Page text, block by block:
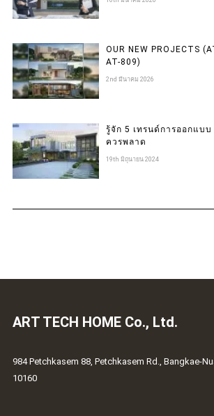
OUR NEW PROJECTS
AT-809)
2nd มีนาคม 2026
รู้จัก 5 เทรนด์การออกแบ
ควรพลาด
19th มิถุนายน 2024
ART TECH HOME Co., Ltd.
984 Petchkasem 88, Petchkasem Rd., Bangkae-
10160